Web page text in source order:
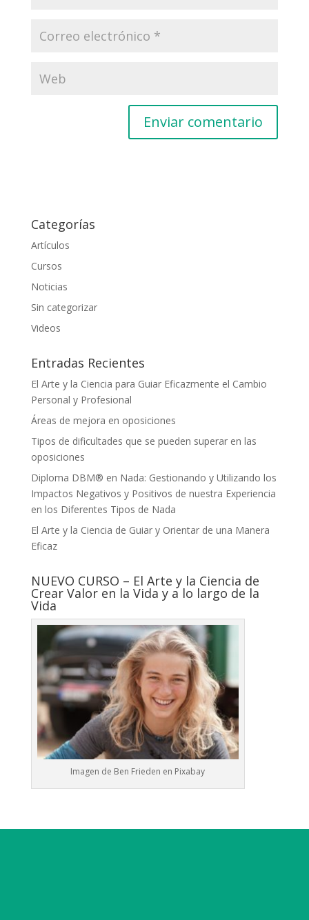
Categorías
Artículos
Cursos
Noticias
Sin categorizar
Videos
Entradas Recientes
El Arte y la Ciencia para Guiar Eficazmente el Cambio
Personal y Profesional
Áreas de mejora en oposiciones
Tipos de dificultades que se pueden superar en las
oposiciones
Diploma DBM® en Nada: Gestionando y Utilizando los
Impactos Negativos y Positivos de nuestra Experiencia
en los Diferentes Tipos de Nada
El Arte y la Ciencia de Guiar y Orientar de una Manera
Eficaz
NUEVO CURSO – El Arte y la Ciencia de
Crear Valor en la Vida y a lo largo de la
Vida
Imagen de Ben Frieden en Pixabay